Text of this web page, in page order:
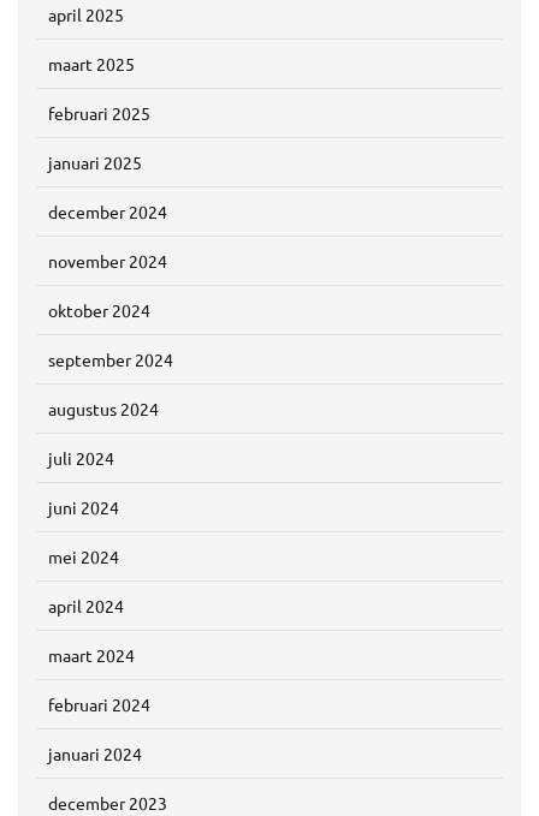
april 2025
maart 2025
februari 2025
januari 2025
december 2024
november 2024
oktober 2024
september 2024
augustus 2024
juli 2024
juni 2024
mei 2024
april 2024
maart 2024
februari 2024
januari 2024
december 2023